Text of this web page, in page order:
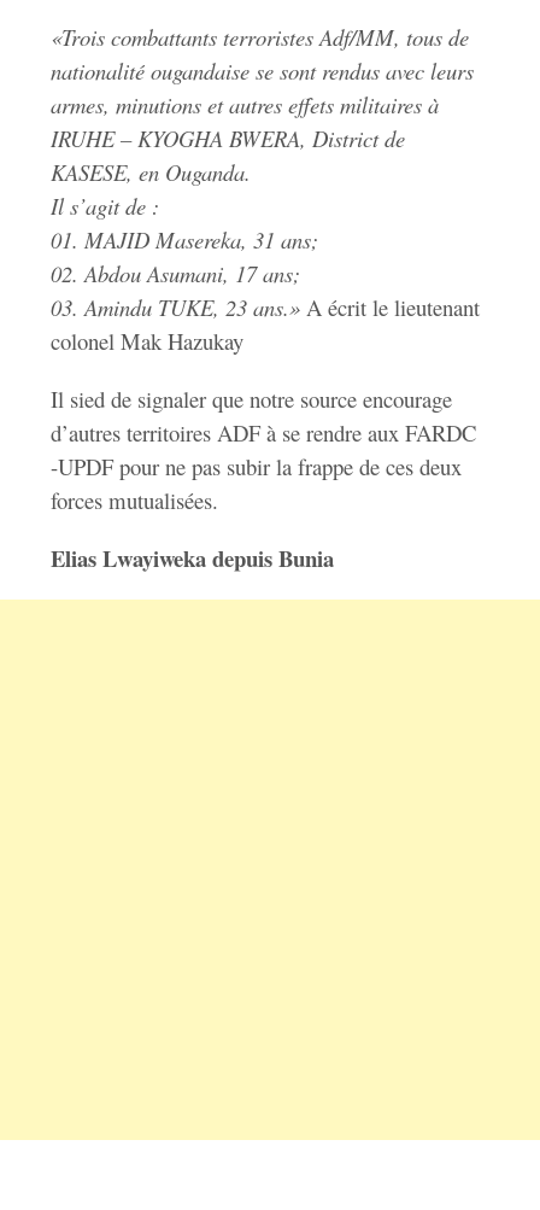
«Trois combattants terroristes Adf/MM, tous de
nationalité ougandaise se sont rendus avec leurs
armes, minutions et autres effets militaires à
IRUHE – KYOGHA BWERA, District de
KASESE, en Ouganda.
Il s’agit de :
01. MAJID Masereka, 31 ans;
02. Abdou Asumani, 17 ans;
03. Amindu TUKE, 23 ans.» A écrit le lieutenant
colonel Mak Hazukay
Il sied de signaler que notre source encourage
d’autres territoires ADF à se rendre aux FARDC
-UPDF pour ne pas subir la frappe de ces deux
forces mutualisées.
Elias Lwayiweka depuis Bunia